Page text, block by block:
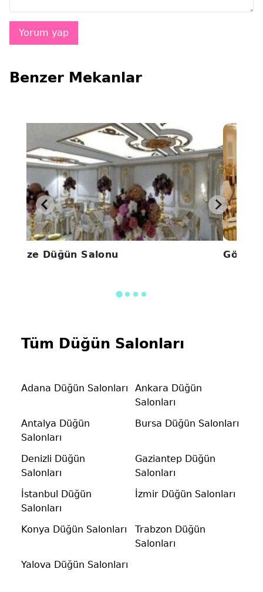
Benzer Mekanlar
Alize Düğün Salonu Gönül
Tüm Düğün Salonları
Adana Düğün Salonları
Ankara Düğün
Salonları
Antalya Düğün
Salonları
Bursa Düğün Salonları
Denizli Düğün
Salonları
Gaziantep Düğün
Salonları
İstanbul Düğün
Salonları
İzmir Düğün Salonları
Konya Düğün Salonları
Trabzon Düğün
Salonları
Yalova Düğün Salonları